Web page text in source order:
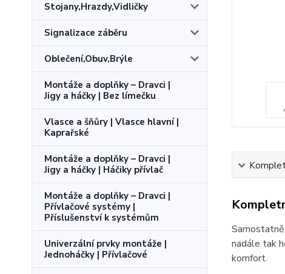
Stojany,Hrazdy,Vidličky
Signalizace záběru
Oblečení,Obuv,Brýle
Montáže a doplňky – Dravci |
Jigy a háčky | Bez límečku
Vlasce a šňůry | Vlasce hlavní |
Kaprařské
Montáže a doplňky – Dravci |
Jigy a háčky | Háčiky přívlač
Montáže a doplňky – Dravci |
Přívlačové systémy |
Příslušenství k systémům
Univerzální prvky montáže |
Jednoháčky | Přívlačové
nadále tak
komfort.